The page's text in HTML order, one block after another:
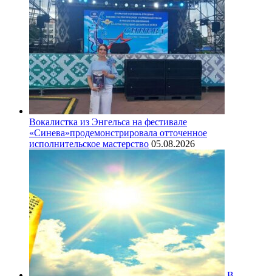
Вокалистка из Энгельса на фестивале
«Синева»продемонстрировала отточенное
исполнительское мастерство 05.08.2026